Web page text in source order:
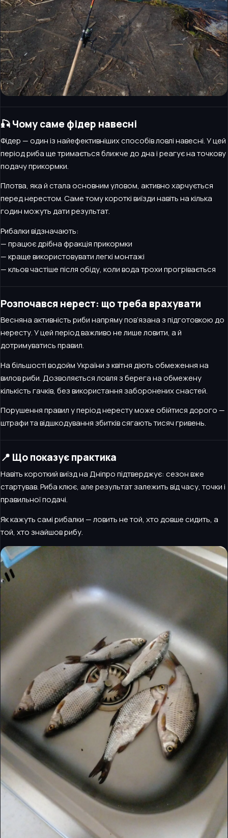
🎣 Чому саме фідер навесні
Фідер — один із найефективніших способів ловлі навесні. У цей
період риба ще тримається ближче до дна і реагує на точкову
подачу прикормки.
Плотва, яка й стала основним уловом, активно харчується
перед нерестом. Саме тому короткі виїзди навіть на кілька
годин можуть дати результат.
Рибалки відзначають:
— працює дрібна фракція прикормки
— краще використовувати легкі монтажі
— кльов частіше після обіду, коли вода трохи прогрівається
Розпочався нерест: що треба врахувати
Весняна активність риби напряму пов’язана з підготовкою до
нересту. У цей період важливо не лише ловити, а й
дотримуватись правил.
На більшості водойм України з квітня діють обмеження на
вилов риби. Дозволяється ловля з берега на обмежену
кількість гачків, без використання заборонених снастей.
Порушення правил у період нересту може обійтися дорого —
штрафи та відшкодування збитків сягають тисяч гривень.
📍 Що показує практика
Навіть короткий виїзд на Дніпро підтверджує: сезон вже
стартував. Риба клює, але результат залежить від часу, точки і
правильної подачі.
Як кажуть самі рибалки — ловить не той, хто довше сидить, а
той, хто знайшов рибу.